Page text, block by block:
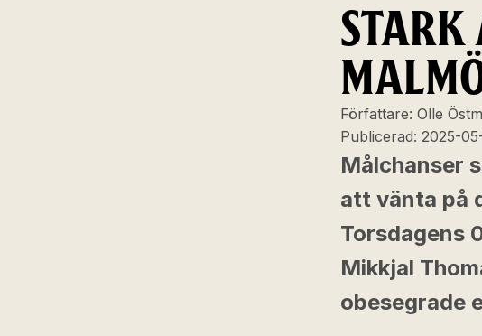
Författare: Olle
Publicerad: 2025-
Målchanser
att vänta på
Torsdagens
Mikkjal
obesegrade